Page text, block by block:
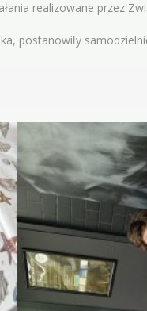
realizowane przez
postanowiły